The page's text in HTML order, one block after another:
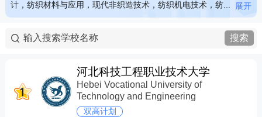
计，纺织材料与应用，现代非织造技术，纺织机电技术，纺...
本专业类包含现代纺织技术，服装设计与工艺，丝绸技术，针织技
术与针织服装，数字化染整技术，纺织品设计，现代家用纺织品设
计，纺织材料与应用，现代非织造技术，纺织机电技术，纺织品检
展开
计，纺织材料与应用，现代非织造技术，纺织机电技术，纺...
本专业类包含现代纺织技术，服装设计与工艺，丝绸技术，针织技
术与针织服装，数字化染整技术，纺织品设计，现代家用纺织品设
计，纺织材料与应用，现代非织造技术，纺织机电技术，纺织品检
展开
搜索
河北科技工程职业技术大学
Hebei Vocational University of
Technology and Engineering
双高计划